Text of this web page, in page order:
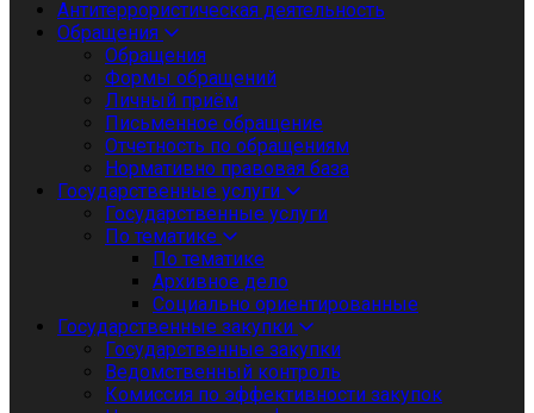
Антитеррористическая деятельность
Обращения
Обращения
Формы обращений
Личный приём
Письменное обращение
Отчетность по обращениям
Нормативно правовая база
Государственные услуги
Государственные услуги
По тематике
По тематике
Архивное дело
Социально ориентированные
Государственные закупки
Государственные закупки
Ведомственный контроль
Комиссия по эффективности закупок